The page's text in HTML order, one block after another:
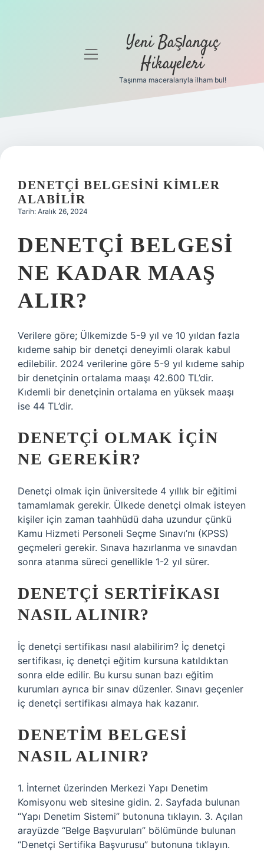
Gizlilik
Hakkımızda
menüyü
Yeni Başlangıç
Hikayeleri
Taşınma maceralarıyla ilham bul!
DENETÇI BELGESINI KIMLER
ALABILIR
Tarih: Aralık 26, 2024
DENETÇI BELGESI
NE KADAR MAAŞ
ALIR?
Verilere göre; Ülkemizde 5-9 yıl ve 10 yıldan fazla
kıdeme sahip bir denetçi deneyimli olarak kabul
edilebilir. 2024 verilerine göre 5-9 yıl kıdeme sahip
bir denetçinin ortalama maaşı 42.600 TL’dir.
Kıdemli bir denetçinin ortalama en yüksek maaşı
ise 44 TL’dir.
DENETÇI OLMAK IÇIN
NE GEREKIR?
Denetçi olmak için üniversitede 4 yıllık bir eğitimi
tamamlamak gerekir. Ülkede denetçi olmak isteyen
kişiler için zaman taahhüdü daha uzundur çünkü
Kamu Hizmeti Personeli Seçme Sınavı’nı (KPSS)
geçmeleri gerekir. Sınava hazırlanma ve sınavdan
sonra atanma süreci genellikle 1-2 yıl sürer.
DENETÇI SERTIFIKASI
NASIL ALINIR?
İç denetçi sertifikası nasıl alabilirim? İç denetçi
sertifikası, iç denetçi eğitim kursuna katıldıktan
sonra elde edilir. Bu kursu sunan bazı eğitim
kurumları ayrıca bir sınav düzenler. Sınavı geçenler
iç denetçi sertifikası almaya hak kazanır.
DENETIM BELGESI
NASIL ALINIR?
1. İnternet üzerinden Merkezi Yapı Denetim
Komisyonu web sitesine gidin. 2. Sayfada bulunan
“Yapı Denetim Sistemi” butonuna tıklayın. 3. Açılan
arayüzde “Belge Başvuruları” bölümünde bulunan
“Denetçi Sertifika Başvurusu” butonuna tıklayın.